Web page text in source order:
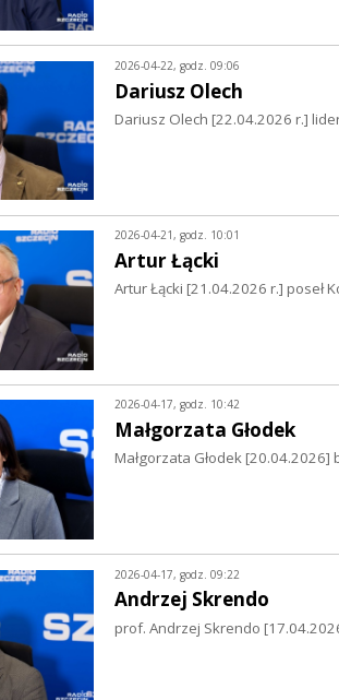
2026-04-22, godz. 09:06
Dariusz Olech
Dariusz Olech [22.04.2026 r.]
2026-04-21, godz. 10:01
Artur Łącki
Artur Łącki [21.04.2026 r.] poseł
2026-04-17, godz. 10:42
Małgorzata Głodek
Małgorzata Głodek [20.04.2026]
2026-04-17, godz. 09:22
Andrzej Skrendo
prof. Andrzej Skrendo